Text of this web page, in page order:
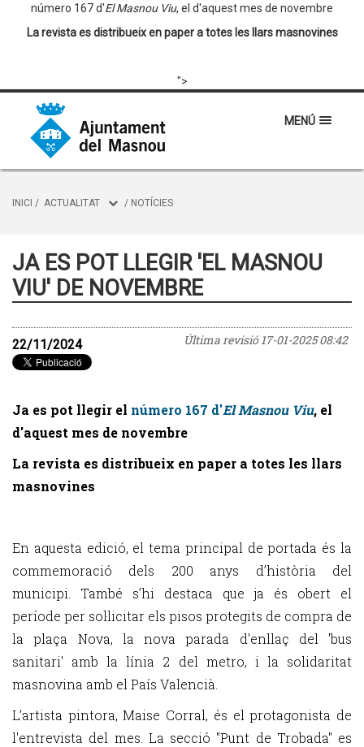
número 167 d'El Masnou Viu, el d'aquest mes de novembre
La revista es distribueix en paper a totes les llars masnovines
">
MENÚ
INICI / ACTUALITAT / NOTÍCIES
JA ES POT LLEGIR 'EL MASNOU
VIU' DE NOVEMBRE
Última revisió17-01-2025 08:42
22/11/2024
Ja es pot llegir el número 167 d'El Masnou Viu, el
d'aquest mes de novembre
La revista es distribueix en paper a totes les llars
masnovines
En aquesta edició, el tema principal de portada és la
commemoració dels 200 anys d’història del
municipi. També s’hi destaca que ja és obert el
període per sol·licitar els pisos protegits de compra de
la plaça Nova, la nova parada d'enllaç del 'bus
sanitari' amb la línia 2 del metro, i la solidaritat
masnovina amb el País Valencià.
L’artista pintora, Maise Corral, és el protagonista de
l'entrevista del mes. La secció "Punt de Trobada" es